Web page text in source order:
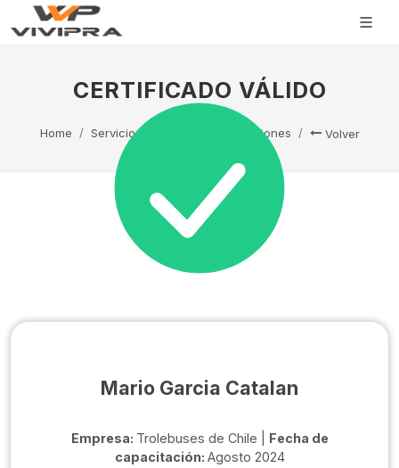
CERTIFICADO VÁLIDO
Home Servicio Técnico Capacitaciones Volver
Mario Garcia Catalan
Empresa: Trolebuses de Chile | Fecha de
capacitación: Agosto 2024